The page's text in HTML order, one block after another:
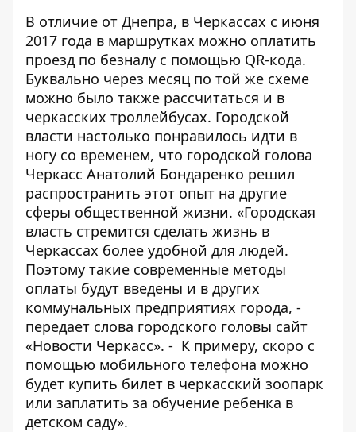
В отличие от Днепра, в Черкассах с июня
2017 года в маршрутках можно оплатить
проезд по безналу с помощью QR-кода.
Буквально через месяц по той же схеме
можно было также рассчитаться и в
черкасских троллейбусах. Городской
власти настолько понравилось идти в
ногу со временем, что городской голова
Черкасс Анатолий Бондаренко решил
распространить этот опыт на другие
сферы общественной жизни. «Городская
власть стремится сделать жизнь в
Черкассах более удобной для людей.
Поэтому такие современные методы
оплаты будут введены и в других
коммунальных предприятиях города, -
передает слова городского головы сайт
«Новости Черкасс». - К примеру, скоро с
помощью мобильного телефона можно
будет купить билет в черкасский зоопарк
или заплатить за обучение ребенка в
детском саду».